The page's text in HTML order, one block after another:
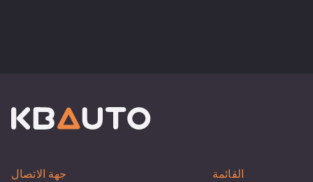
جهة الاتصال القائمة